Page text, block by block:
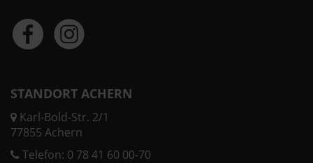
STANDORT ACHERN
Karl-Bold-Str. 2/1
77855 Achern
Telefon: 0 78 41 60 00-70